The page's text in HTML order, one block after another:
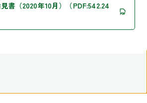
書（2020年10月）（PDF:542.24